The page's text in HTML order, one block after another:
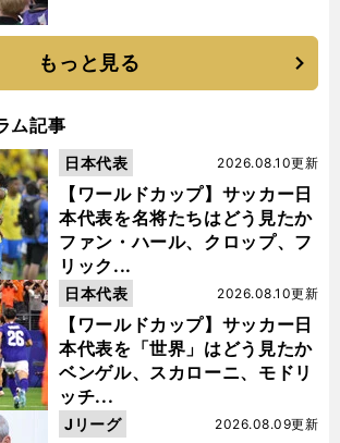
もっと見る
ム記事
【ワールドカップ】サッカー日
本代表を名将たちはどう見たか
ファン・ハール、クロップ、フ
リック...
2026.08.10更新
日本代表
【ワールドカップ】サッカー日
本代表を「世界」はどう見たか
ベンゲル、スカローニ、モドリ
ッチ...
2026.08.10更新
日本代表
2026.08.09更新
Jリーグ